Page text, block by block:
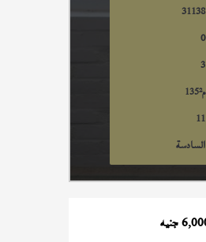
31138
0
3
135م²
11
السادسة